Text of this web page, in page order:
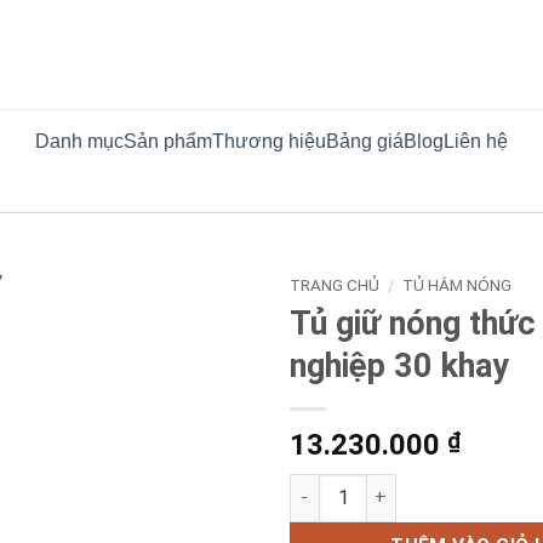
Danh mụcSản phẩmThương hiệuBảng giáBlog Liên hệ
TRANG CHỦ / TỦ HÂM NÓNG
Tủ giữ nóng
nghiệp 30 khay
13.230.000 ₫
Tủ giữ nóng thức ăn công